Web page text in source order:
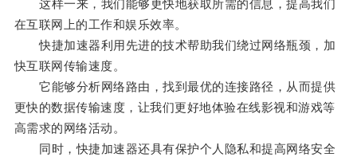
这样一来，我们能够更快地获取所需的信息，提高我们
在互联网上的工作和娱乐效率。
快捷加速器利用先进的技术帮助我们绕过网络瓶颈，加
快互联网传输速度。
它能够分析网络路由，找到最优的连接路径，从而提供
更快的数据传输速度，让我们更好地体验在线影视和游戏等
高需求的网络活动。
同时，快捷加速器还具有保护个人隐私和提高网络安全